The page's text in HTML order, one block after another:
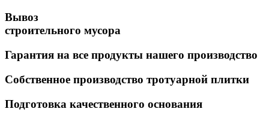
Вывоз
строительного мусора
Гарантия на все продукты нашего производство
Собственное производство тротуарной плитки
Подготовка качественного основания